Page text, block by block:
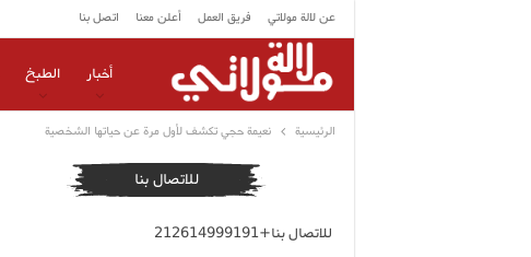
عن لالة مولاتي فريق العمل أعلن معنا اتصل بنا
أخبار الطبخ
الرئيسية نعيمة حجي تكشف لأول مرة عن حياتها الشخصية
للاتصال بنا
للاتصال بنا+212614999191